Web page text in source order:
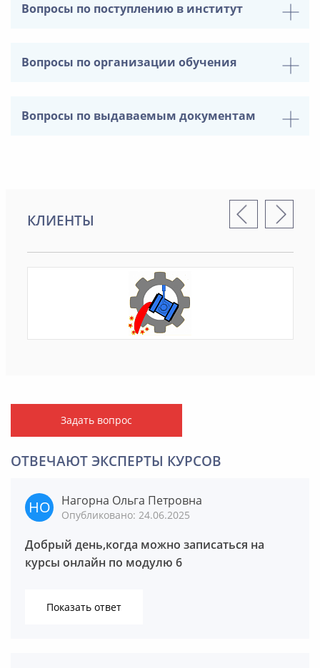
Вопросы по поступлению в институт
Вопросы по организации обучения
Вопросы по выдаваемым документам
КЛИЕНТЫ
Задать вопрос
ОТВЕЧАЮТ ЭКСПЕРТЫ КУРСОВ
Нагорна Ольга Петровна
Опубликовано: 24.06.2025
Добрый день,когда можно записаться на
курсы онлайн по модулю 6
Показать ответ